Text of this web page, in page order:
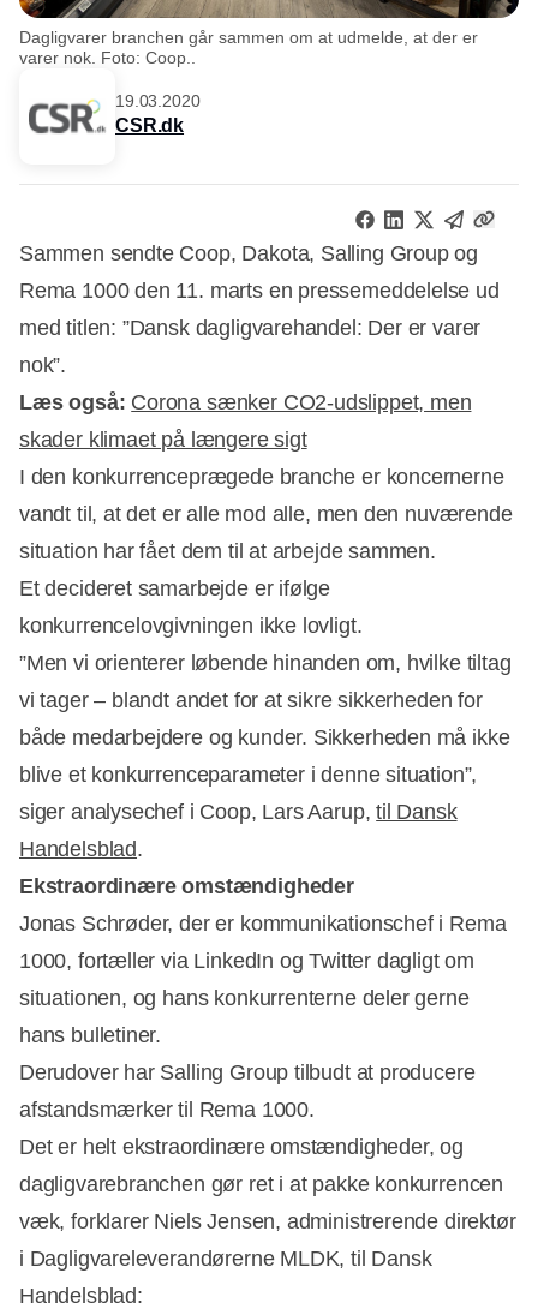
Dagligvarer branchen går sammen om at udmelde, at der er
varer nok. Foto: Coop..
19.03.2020
CSR.dk
Sammen sendte Coop, Dakota, Salling Group og
Rema 1000 den 11. marts en pressemeddelelse ud
med titlen: ”Dansk dagligvarehandel: Der er varer
nok”.
Læs også: Corona sænker CO2-udslippet, men
skader klimaet på længere sigt
I den konkurrenceprægede branche er koncernerne
vandt til, at det er alle mod alle, men den nuværende
situation har fået dem til at arbejde sammen.
Et decideret samarbejde er ifølge
konkurrencelovgivningen ikke lovligt.
”Men vi orienterer løbende hinanden om, hvilke tiltag
vi tager – blandt andet for at sikre sikkerheden for
både medarbejdere og kunder. Sikkerheden må ikke
blive et konkurrenceparameter i denne situation”,
siger analysechef i Coop, Lars Aarup,til Dansk
Handelsblad.
Ekstraordinære omstændigheder
Jonas Schrøder, der er kommunikationschef i Rema
1000, fortæller via LinkedIn og Twitter dagligt om
situationen, og hans konkurrenterne deler gerne
hans bulletiner.
Derudover har Salling Group tilbudt at producere
afstandsmærker til Rema 1000.
Det er helt ekstraordinære omstændigheder, og
dagligvarebranchen gør ret i at pakke konkurrencen
væk, forklarer Niels Jensen, administrerende direktør
i Dagligvareleverandørerne MLDK, til Dansk
Handelsblad: